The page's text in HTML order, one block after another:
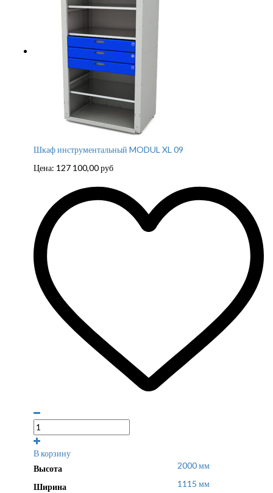
Шкаф инструментальный MODUL XL 09
Цена: 127 100,00руб
В корзину
Высота
2000 мм
Ширина 1115 мм